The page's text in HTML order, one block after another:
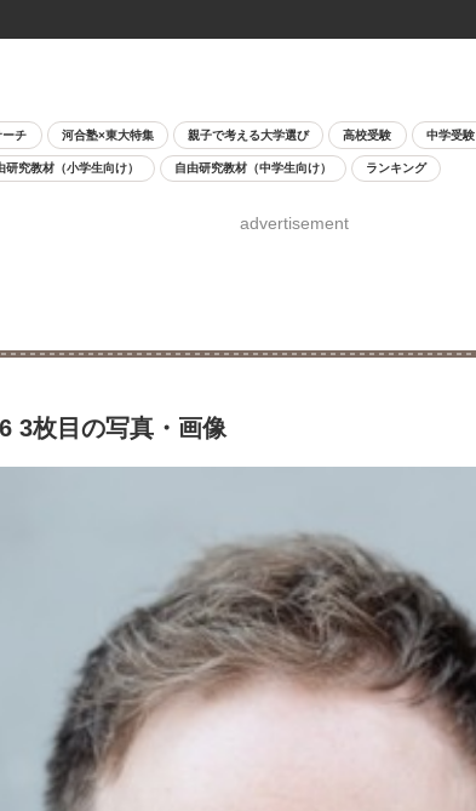
ーチ 河合塾×東大特集 親子で考える大学選び 高校受験 中学受験
研究教材（小学生向け） 自由研究教材（中学生向け） ランキング
advertisement
3枚目の写真・画像